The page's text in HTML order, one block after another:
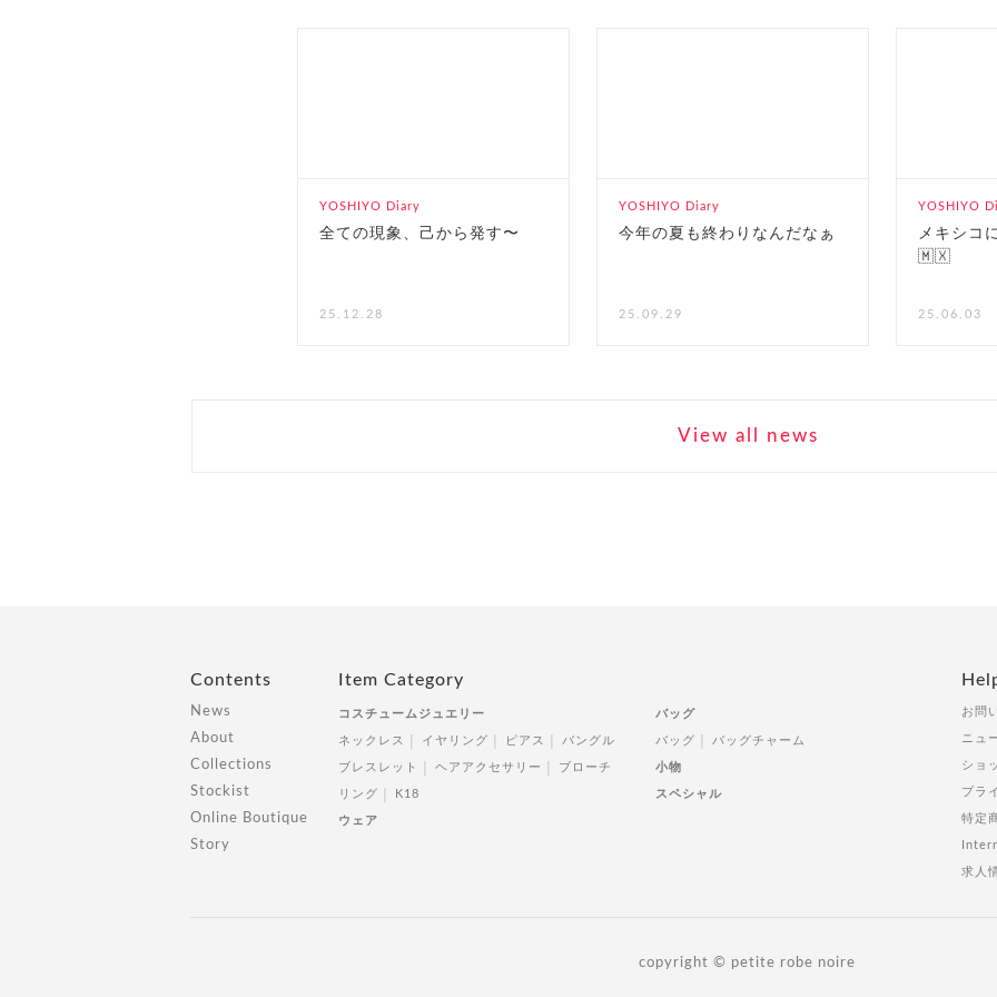
YOSHIYO Diary
全ての現象、己から発す〜
25.12.28
YOSHIYO Diary
今年の夏も終わりなんだなぁ
25.09.29
YOSHIYO
メキシコ
🇲🇽
25.06.03
View all news
Contents
News
About
Collections
Stockist
Online Boutique
Story
Item Category
コスチュームジュエリー
ネックレス イヤリング ピアス バングル
ブレスレット ヘアアクセサリー ブローチ
リング K18
ウェア
バッグ
バッグ バッグチャーム
小物
スペシャル
お問
ニュ
ショ
プラ
特定
求人
copyright © petite robe noire